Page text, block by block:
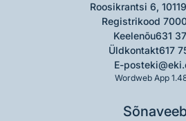
Roosikrantsi 6,
Registrikood
Keelenõu631
Üldkontakt617
E-post
Wordweb App